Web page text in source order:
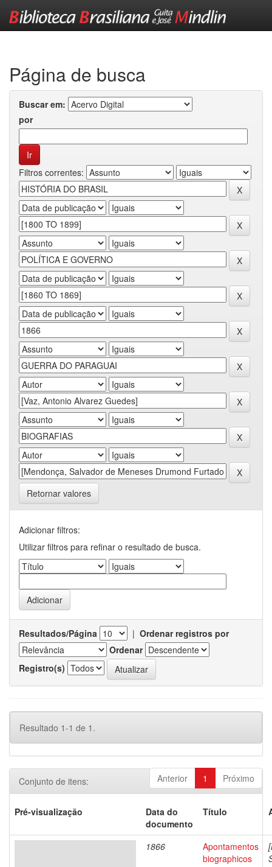
Página de busca
Buscar em:
por
Filtros correntes:
Retornar valores
Adicionar filtros:
Utilizar filtros para refinar o resultado de busca.
Resultados/Página | Ordenar registros por
Ordenar
Registro(s)
Resultado 1-1 de 1.
Anterior 1 Próximo
Conjunto de itens:
Pré-visualização
Data do
documento
Título
1866
Apontamentos
biographicos